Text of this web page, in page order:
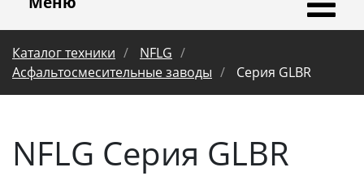
Каталог техники
NFLG
Асфальтосмесительные заводы
Серия GLBR
NFLG Серия GLBR